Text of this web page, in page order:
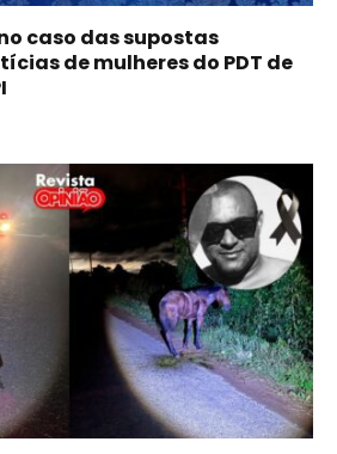
caso das supostas
de mulheres do PDT de